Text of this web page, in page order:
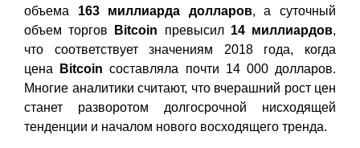
объема 163 миллиарда долларов, а суточный
объем торгов
Bitcoin превысил 14 миллиардов,
что соответствует значениям 2018 года, когда
цена
Bitcoin составляла почти 14 000 долларов.
Многие аналитики считают, что вчерашний рост цен
станет разворотом долгосрочной нисходящей
тенденции и началом нового восходящего тренда.